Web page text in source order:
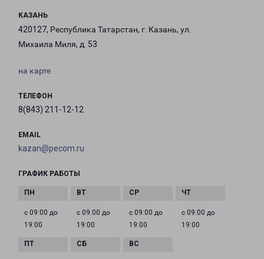
КАЗАНЬ
420127, Республика Татарстан, г. Казань, ул.
Михаила Миля, д. 53
на карте
ТЕЛЕФОН
8(843) 211-12-12
EMAIL
kazan@pecom.ru
ГРАФИК РАБОТЫ
с 09:00 до
19:00
с 09:00 до
19:00
с 09:00 до
19:00
с 09:00 до
19:00